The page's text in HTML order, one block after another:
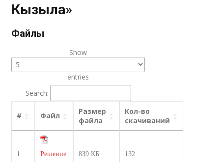
Кызыла»
Файлы
Show
entries
Search:
# Файл
Размер
файла
Кол-во
скачиваний
1
Решение
839 КБ 132